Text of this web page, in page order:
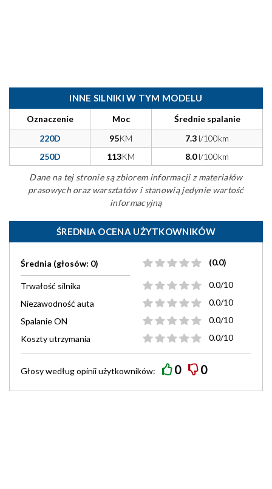
INNE SILNIKI W TYM MODELU
Oznaczenie Moc
Średnie spalanie
220D
95KM 7.3 l/100km
250D
113KM 8.0l/100km
Dane na tej stronie są zbiorem informacji z materiałów
prasowych oraz warsztatów i stanowią jedynie wartość
informacyjną
ŚREDNIA OCENA UŻYTKOWNIKÓW
Średnia (głosów: 0) (0.0)
Trwałość silnika
0.0/10
Niezawodność auta
0.0/10
Spalanie ON
0.0/10
Koszty utrzymania
0.0/10
Głosy wedługopiniiużytkowników: 0 0